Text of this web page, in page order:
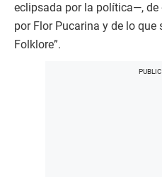
eclipsada por la política—,
por Flor Pucarina y de lo que
Folklore”.